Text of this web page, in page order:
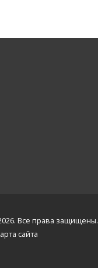
Все права защищены.
сайта